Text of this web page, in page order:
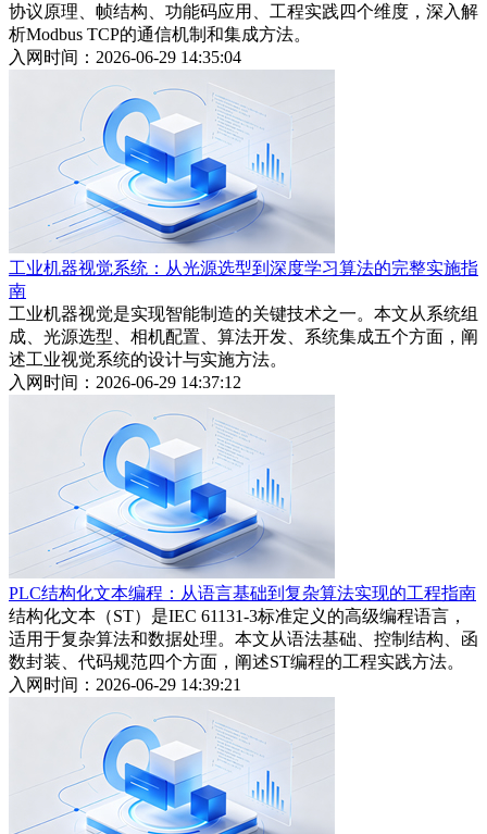
协议原理、帧结构、功能码应用、工程实践四个维度，深入解
析Modbus TCP的通信机制和集成方法。
入网时间：2026-06-29 14:35:04
工业机器视觉系统：从光源选型到深度学习算法的完整实施指
南
工业机器视觉是实现智能制造的关键技术之一。本文从系统组
成、光源选型、相机配置、算法开发、系统集成五个方面，阐
述工业视觉系统的设计与实施方法。
入网时间：2026-06-29 14:37:12
PLC结构化文本编程：从语言基础到复杂算法实现的工程指南
结构化文本（ST）是IEC 61131-3标准定义的高级编程语言，
适用于复杂算法和数据处理。本文从语法基础、控制结构、函
数封装、代码规范四个方面，阐述ST编程的工程实践方法。
入网时间：2026-06-29 14:39:21